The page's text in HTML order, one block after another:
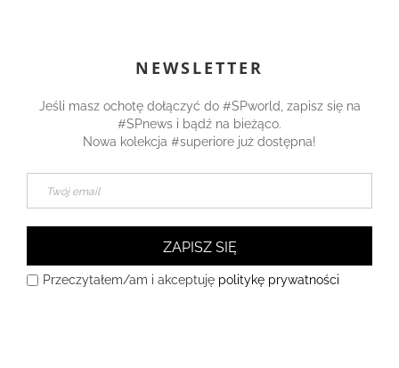
NEWSLETTER
Jeśli masz ochotę dołączyć do #SPworld, zapisz się na
#SPnews i bądź na bieżąco.
Nowa kolekcja #superiore już dostępna!
ZAPISZ SIĘ
Przeczytałem/am i akceptuję politykę prywatności